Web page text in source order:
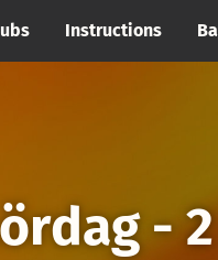
Instructions
-